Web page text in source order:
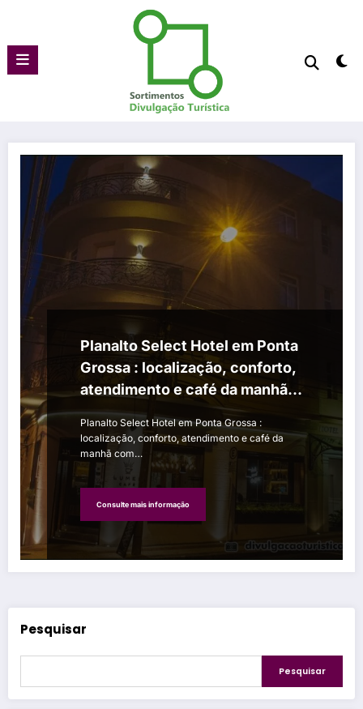
conteúdo
Planalto Select Hotel em Ponta
Grossa : localização, conforto,
atendimento e café da manhã
com 40 itens
Planalto Select Hotel em Ponta Grossa :
localização, conforto, atendimento e café da
manhã com…
Consulte mais informação
Pesquisar
Pesquisar